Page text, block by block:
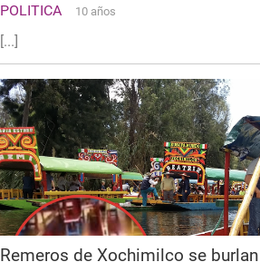
POLITICA 10 años
[...]
Remeros de Xochimilco se